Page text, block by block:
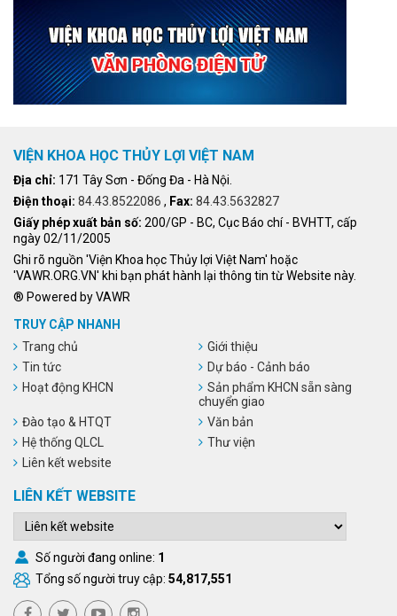
VIỆN KHOA HỌC THỦY LỢI VIỆT NAM
Địa chỉ: 171 Tây Sơn - Đống Đa - Hà Nội.
Điện thoại: 84.43.8522086 , Fax: 84.43.5632827
Giấy phép xuất bản số: 200/GP - BC, Cục Báo chí - BVHTT, cấp
ngày 02/11/2005
Ghi rõ nguồn 'Viện Khoa học Thủy lợi Việt Nam' hoặc
'VAWR.ORG.VN' khi bạn phát hành lại thông tin từ Website này.
® Powered by VAWR
TRUY CẬP NHANH
Trang chủ
Giới thiệu
Tin tức
Dự báo - Cảnh báo
Hoạt động KHCN
Sản phẩm KHCN sẵn sàng
chuyển giao
Đào tạo & HTQT
Văn bản
Hệ thống QLCL
Thư viện
Liên kết website
LIÊN KẾT WEBSITE
Số người đang online: 1
Tổng số người truy cập: 54,817,551